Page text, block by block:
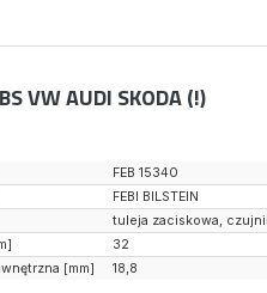
VW AUDI SKODA (!)
FEB 15340
FEBI BILSTEIN
tuleja zaciskowa,
32
[mm]
18,8